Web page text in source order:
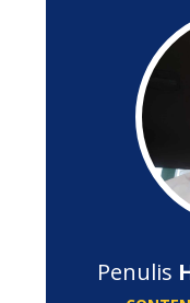
Penulis